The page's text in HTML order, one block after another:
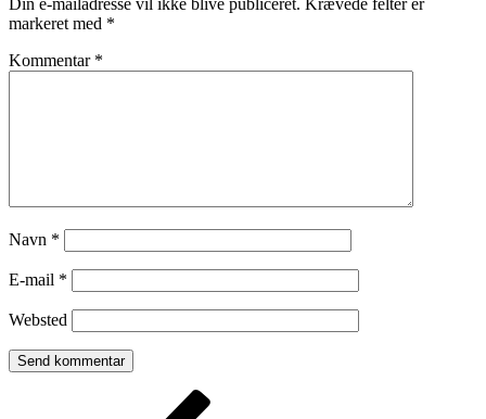
Din e-mailadresse vil ikke blive publiceret. Krævede felter er
markeret med *
Kommentar *
Navn *
E-mail *
Websted
Indlægsnavigation